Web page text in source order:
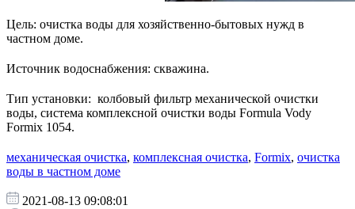
Цель: очистка воды для хозяйственно-бытовых нужд в
частном доме.
Источник водоснабжения: скважина.
Тип установки: колбовый фильтр механической очистки
воды, система комплексной очистки воды Formula Vody
Formix 1054.
механическая очистка, комплексная очистка, Formix, очистка
воды в частном доме
2021-08-13 09:08:01